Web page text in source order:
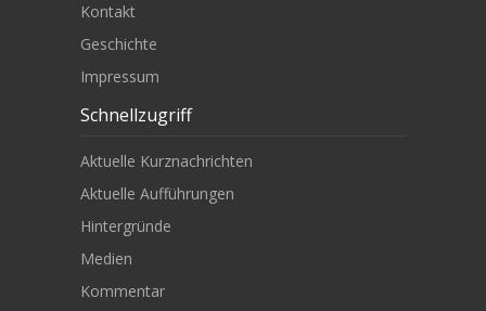
Kontakt
Geschichte
Impressum
Schnellzugriff
Aktuelle Kurznachrichten
Aktuelle Aufführungen
Hintergründe
Medien
Kommentar